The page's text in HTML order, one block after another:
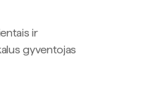
ir
gyventojas